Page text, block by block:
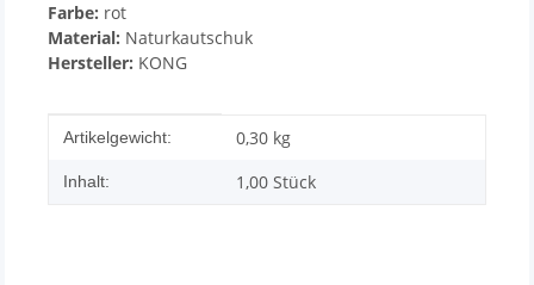
Farbe: rot
Material: Naturkautschuk
Hersteller: KONG
Produkteigenschaft
Wert
Artikelgewicht: 0,30 kg
Inhalt: 1,00 Stück